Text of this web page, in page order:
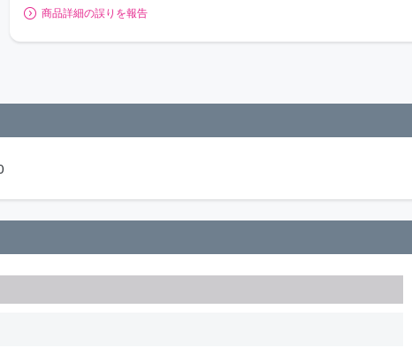
商品詳細の誤りを報告